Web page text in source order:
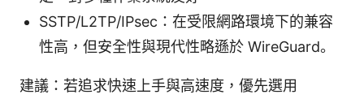
SSTP/L2TP/IPsec：在受限網路環境下的兼容
性高，但安全性與現代性略遜於 WireGuard。
建議：若追求快速上手與高速度，優先選用